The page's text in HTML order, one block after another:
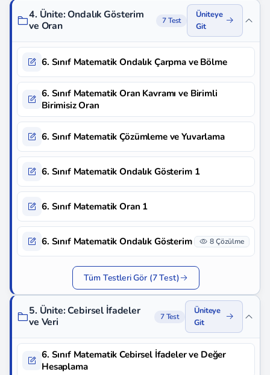
4. Ünite: Ondalık Gösterim
ve Oran
7 Test
Üniteye
Git
6. Sınıf Matematik Ondalık Çarpma ve Bölme
6. Sınıf Matematik Oran Kavramı ve Birimli
Birimisiz Oran
6. Sınıf Matematik Çözümleme ve Yuvarlama
6. Sınıf Matematik Ondalık Gösterim 1
6. Sınıf Matematik Oran 1
6. Sınıf Matematik Ondalık Gösterim 8 Çözülme
Tüm Testleri Gör (7 Test)
5. Ünite: Cebirsel İfadeler
ve Veri
7 Test
Üniteye
Git
6. Sınıf Matematik Cebirsel İfadeler ve Değer
Hesaplama